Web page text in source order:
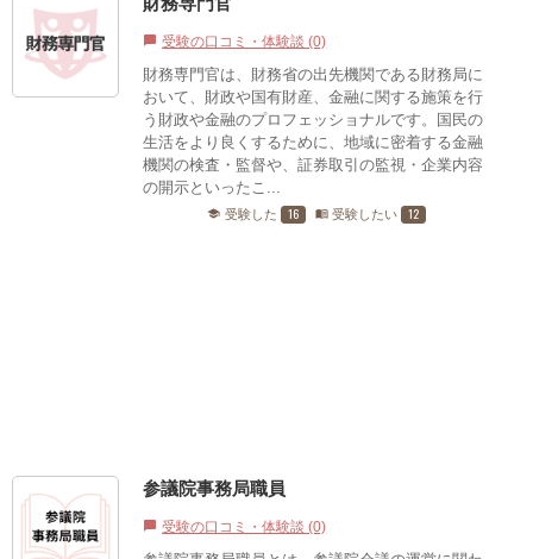
chat_bubble 受験の口コミ・体験談 (0)
財務専門官は、財務省の出先機関である財務局に
おいて、財政や国有財産、金融に関する施策を行
う財政や金融のプロフェッショナルです。国民の
生活をより良くするために、地域に密着する金融
機関の検査・監督や、証券取引の監視・企業内容
の開示といったこ...
school 受験した 16 menu_book 受験したい 12
参議院事務局職員
chat_bubble 受験の口コミ・体験談 (0)